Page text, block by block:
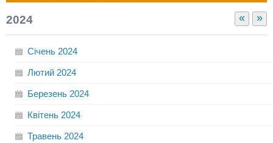
« »
2024
Січень 2024
Лютий 2024
Березень 2024
Квітень 2024
Травень 2024